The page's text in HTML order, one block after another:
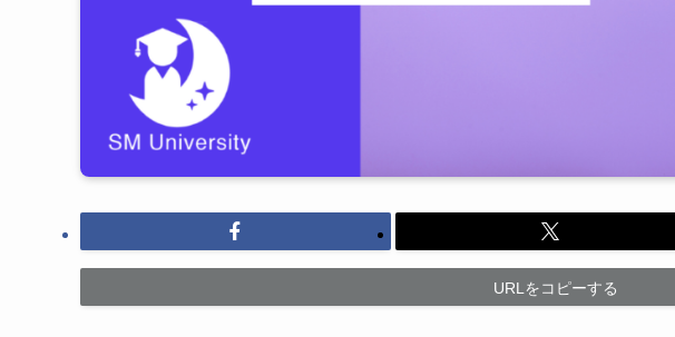
URLをコピーする